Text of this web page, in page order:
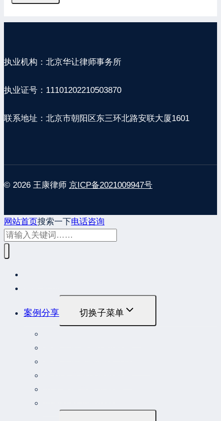
执业机构：北京华让律师事务所
执业证号：11101202210503870
联系地址：北京市朝阳区东三环北路安联大厦1601
© 2026 王康律师 京ICP备2021009947号
网站首页搜索一下电话咨询
案例分享 切换子菜单